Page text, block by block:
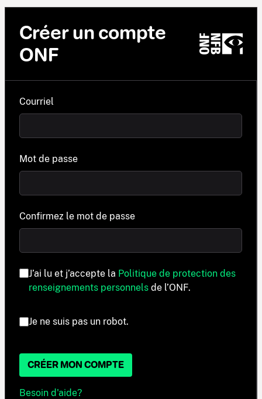
Créer un compte
ONF
Courriel
Mot de passe
Confirmez le mot de passe
J’ai lu et j’accepte la Politique de protection des
renseignements personnels de l’ONF.
Je ne suis pas un robot.
CRÉER MON COMPTE
Besoin d'aide?